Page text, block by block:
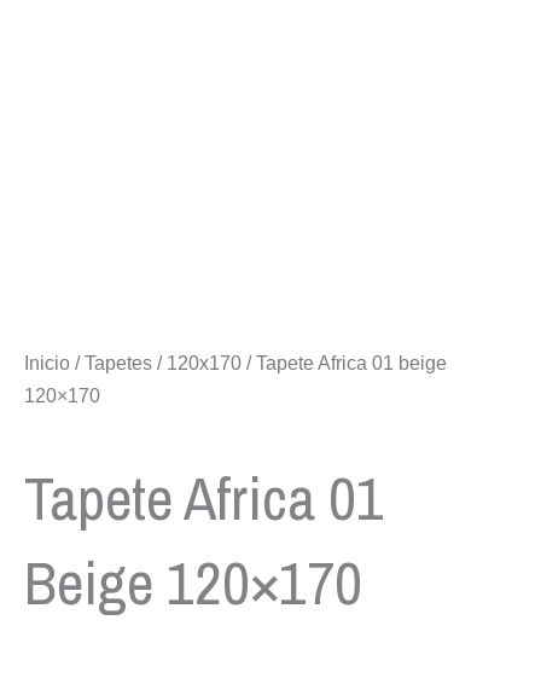
Inicio /Tapetes / 120x170 / Tapete Africa 01 beige
120×170
Tapete Africa 01
Beige 120×170